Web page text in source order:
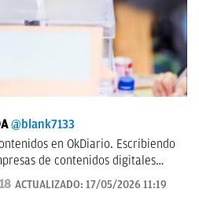
@blank7133
en OkDiario. Escribiendo
de contenidos digitales
ACTUALIZADO: 17/05/2026 11:19